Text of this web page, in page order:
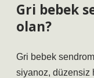
Gri bebek
olan?
Gri bebek
siyanoz, düzensiz